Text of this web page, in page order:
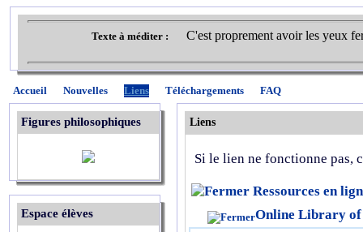
Texte à méditer : C'est proprement avoir les yeux
Accueil Nouvelles Liens Téléchargements FAQ
Figures philosophiques
Espace élèves
Liens
Si le lien ne fonctionne pas,
Ressources en
Online Library